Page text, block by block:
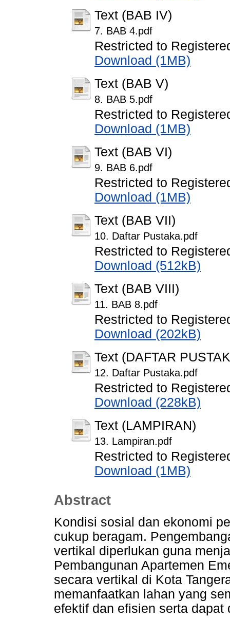
Text (BAB IV)
7. BAB 4.pdf
Restricted to
Download (1MB)
Text (BAB V)
8. BAB 5.pdf
Restricted to
Download (1MB)
Text (BAB VI)
9. BAB 6.pdf
Restricted to
Download (1MB)
Text (BAB VII)
10. Daftar Pustaka.pdf
Restricted to
Download (512kB)
Text (BAB VIII)
11. BAB 8.pdf
Restricted to
Download (202kB)
Text (DAFTAR
12. Daftar Pustaka.pdf
Restricted to
Download (228kB)
Text (LAMPIRAN)
13. Lampiran.pdf
Restricted to
Download (1MB)
Abstract
Kondisi sosial dan ekonomi
cukup beragam.
vertikal diperlukan guna
Pembangunan Apartemen
secara vertikal di Kota
memanfaatkan lahan yang
efektif dan efisien serta